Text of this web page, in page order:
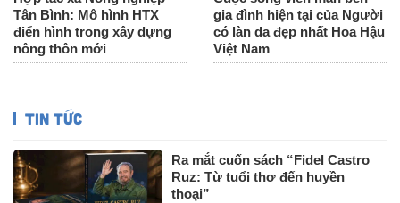
Tân Bình: Mô hình HTX
điển hình trong xây dựng
nông thôn mới
gia đình hiện tại của Người
có làn da đẹp nhất Hoa Hậu
Việt Nam
TIN TỨC
Ra mắt cuốn sách “Fidel Castro
Ruz: Từ tuổi thơ đến huyền
thoại”